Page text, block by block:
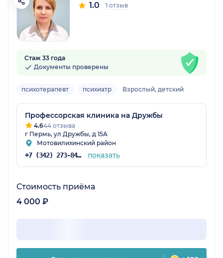
1.0 1 отзыв
Стаж 33 года
Документы проверены
психотерапевт психиатр Взрослый, детский
Профессорская клиника на Дружбы
4.644 отзыва
г Пермь, ул Дружбы, д 15А
Мотовилихинский район
+7 (342) 273-84-38 показать
Стоимость приёма
4 000 ₽